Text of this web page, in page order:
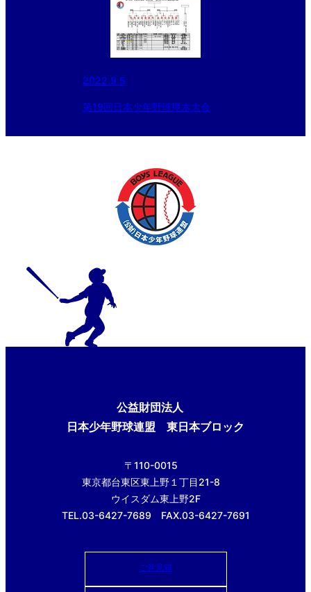
2022.9.5
第19回日本少年野球厚木大会
公益財団法人
日本少年野球連盟 東日本ブロック
〒110-0015
東京都台東区東上野１丁目21-8
ウイスダム東上野2F
TEL.03-6427-7689 FAX.03-6427-7691
ご意見箱